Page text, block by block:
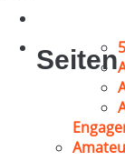
Seiten